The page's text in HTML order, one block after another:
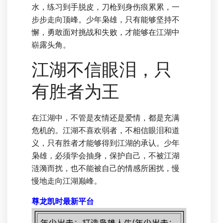
水，练习到手脱皮，刀枪到身伤痕累累，一
步步走向顶峰。少年枭雄，只有能够坚持不
懈，勇敢面对挑战和失败，才能够在江湖中
崭露头角。
江湖不信眼泪，只
有胜者为王
在江湖中，不管是友情还是爱情，都是充满
危机的。江湖不喜欢弱者，不相信眼泪和道
义，只有胜者才能够得到江湖的承认。少年
枭雄，必须学会抽身，保护自己，不被江湖
涟漪而扰，也不能被自己的情感所困扰，慢
慢地走向江湖巅峰。
尊龙凯时最新平台